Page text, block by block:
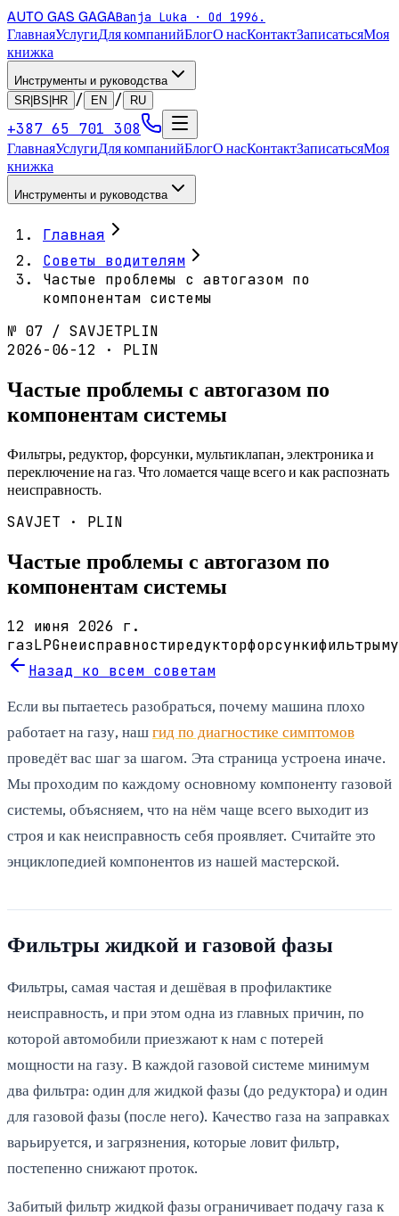
AUTO GAS GAGABanja Luka · Od 1996.
ГлавнаяУслугиДля компанийБлогО насКонтактЗаписатьсяМоя
книжка
Инструменты и руководства
SR|BS|HR
/ EN / RU
+387 65 701 308
ГлавнаяУслугиДля компанийБлогО насКонтактЗаписатьсяМоя
книжка
Инструменты и руководства
Главная
Советы водителям
Частые проблемы с автогазом по
компонентам системы
№ 07 / SAVJETPLIN
2026-06-12 · PLIN
Частые проблемы с автогазом по
компонентам системы
Фильтры, редуктор, форсунки, мультиклапан, электроника и
переключение на газ. Что ломается чаще всего и как распознать
неисправность.
SAVJET · PLIN
Частые проблемы с автогазом по
компонентам системы
12 июня 2026 г.
газLPGнеисправностиредукторфорсункифильтры
Назад ко всем советам
Если вы пытаетесь разобраться, почему машина плохо
работает на газу, нашгид по диагностике симптомов
проведёт вас шаг за шагом. Эта страница устроена иначе.
Мы проходим по каждому основному компоненту газовой
системы, объясняем, что на нём чаще всего выходит из
строя и как неисправность себя проявляет. Считайте это
энциклопедией компонентов из нашей мастерской.
Фильтры жидкой и газовой фазы
Фильтры, самая частая и дешёвая в профилактике
неисправность, и при этом одна из главных причин, по
которой автомобили приезжают к нам с потерей
мощности на газу. В каждой газовой системе минимум
два фильтра: один для жидкой фазы (до редуктора) и один
для газовой фазы (после него). Качество газа на заправках
варьируется, и загрязнения, которые ловит фильтр,
постепенно снижают проток.
Забитый фильтр жидкой фазы ограничивает подачу газа к